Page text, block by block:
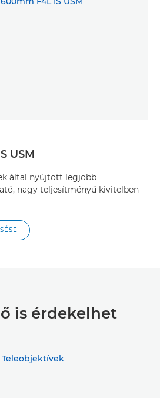
USM
által nyújtott legjobb
nagy teljesítményű kivitelben
is érdekelhet